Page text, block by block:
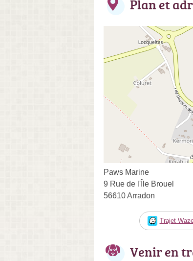
Plan et
Paws Marine
9 Rue de l'Île Brouel
56610 Arradon
Trajet
Venir en